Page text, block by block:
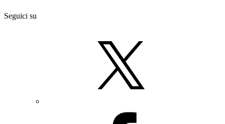
Seguici su